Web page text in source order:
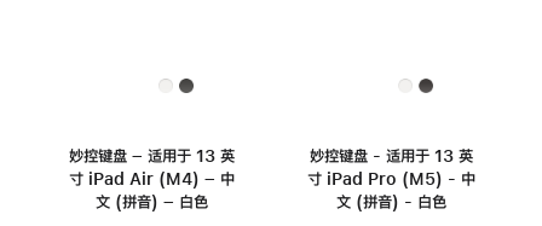
妙控键盘 – 适用于 13 英
寸 iPad Air (M4) – 中
文 (拼音) – 白色
妙控键盘 - 适用于 13 英
寸 iPad Pro (M5) - 中
文 (拼音) - 白色